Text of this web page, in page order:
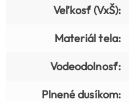
Veľkosť (VxŠ):
Materiál tela:
Vodeodolnosť:
Plnené dusíkom: